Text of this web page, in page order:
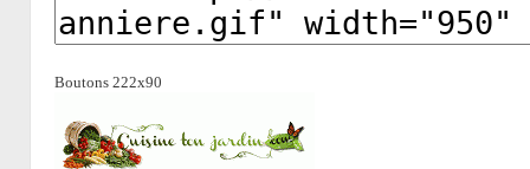
Boutons 222x90